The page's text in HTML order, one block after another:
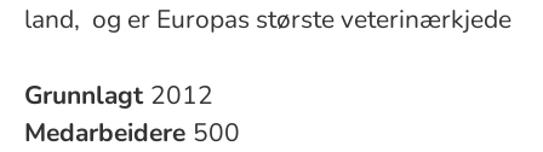
land, og er Europas største veterinærkjede
Grunnlagt 2012
Medarbeidere 500